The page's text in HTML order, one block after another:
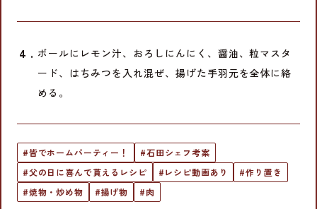
ボールにレモン汁、おろしにんにく、醤油、粒マスタ
ード、はちみつを入れ混ぜ、揚げた手羽元を全体に絡
める。
#皆でホームパーティー！
#石田シェフ考案
#父の日に喜んで貰えるレシピ
#レシピ動画あり
#作り置き
#焼物・炒め物
#揚げ物 #肉